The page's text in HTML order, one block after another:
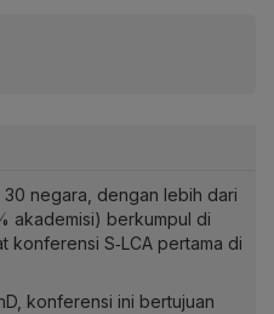
negara, dengan lebih dari
akademisi) berkumpul di
konferensi S‑LCA pertama di
konferensi ini bertujuan